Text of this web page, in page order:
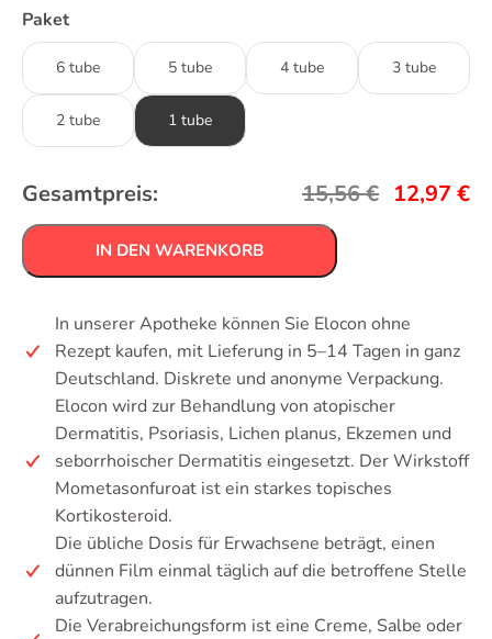
Paket
6 tube 5 tube 4 tube 3 tube
2 tube 1 tube
Gesamtpreis: 15,56€ 12,97 €
IN DEN WARENKORB
In unserer Apotheke können Sie Elocon ohne
Rezept kaufen, mit Lieferung in 5–14 Tagen in ganz
Deutschland. Diskrete und anonyme Verpackung.
Elocon wird zur Behandlung von atopischer
Dermatitis, Psoriasis, Lichen planus, Ekzemen und
seborrhoischer Dermatitis eingesetzt. Der Wirkstoff
Mometasonfuroat ist ein starkes topisches
Kortikosteroid.
Die übliche Dosis für Erwachsene beträgt, einen
dünnen Film einmal täglich auf die betroffene Stelle
aufzutragen.
Die Verabreichungsform ist eine Creme, Salbe oder